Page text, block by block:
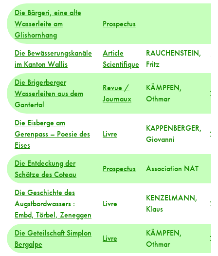
Die Bärgeri, eine alte
Wasserleite am
Glishornhang
Prospectus
Die Bewässerungskanäle
im Kanton Wallis
Article
Scientifique
RAUCHENSTEIN,
Fritz
Die Brigerberger
Wasserleiten aus dem
Gantertal
Revue /
Journaux
KÄMPFEN,
Othmar
Die Eisberge am
Gerenpass – Poesie des
Eises
Livre
KAPPENBERGER,
Giovanni
Die Entdeckung der
Schätze des Coteau
Prospectus Association NAT
Die Geschichte des
Augstbordwassers :
Embd, Törbel, Zeneggen
Livre
KENZELMANN,
Klaus
Die Geteilschaft Simplon
Bergalpe
Livre
KÄMPFEN,
Othmar